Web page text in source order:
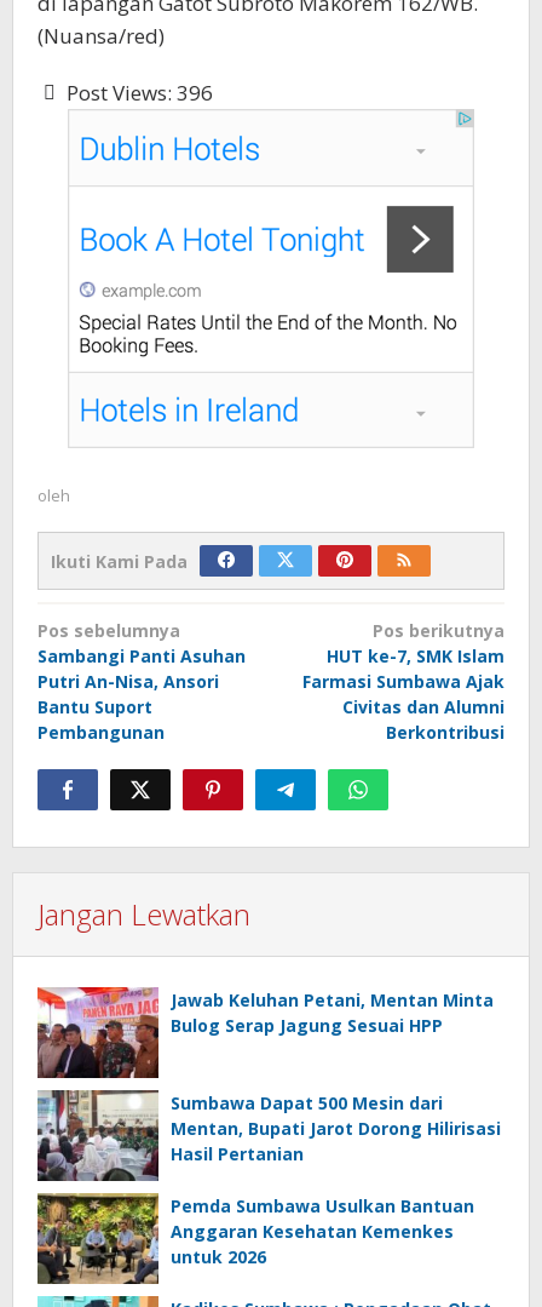
(Nuansa/red)
Post Views: 396
oleh
Ikuti Kami Pada
Navigasi
pos
Pos sebelumnya
Sambangi Panti Asuhan
Putri An-Nisa, Ansori
Bantu Suport
Pembangunan
Pos berikutnya
HUT ke-7, SMK Islam
Farmasi Sumbawa Ajak
Civitas dan Alumni
Berkontribusi
Jangan Lewatkan
Jawab Keluhan Petani, Mentan Minta
Bulog Serap Jagung Sesuai HPP
Sumbawa Dapat 500 Mesin dari
Mentan, Bupati Jarot Dorong Hilirisasi
Hasil Pertanian
Pemda Sumbawa Usulkan Bantuan
Anggaran Kesehatan Kemenkes
untuk 2026